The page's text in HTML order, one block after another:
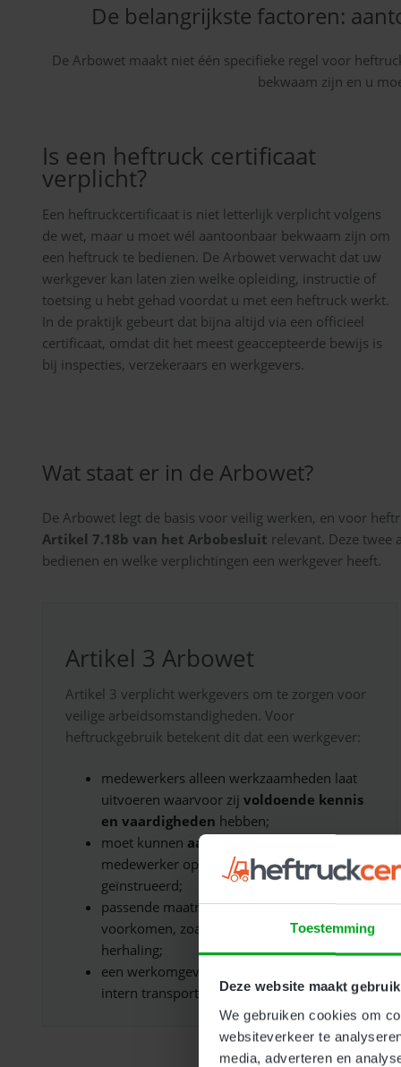
Toestemming
Deze website maakt
We gebruiken cookies om
websiteverkeer te
media, adverteren en
De belangrijkste factoren:
De Arbowet maakt niet één specifieke regel voor
bekwaam zijn en u
Is een heftruck certificaat
verplicht?
Een heftruckcertificaat is niet letterlijk verplicht volgens
de wet, maar u moet wél aantoonbaar bekwaam zijn om
een heftruck te bedienen. De Arbowet verwacht dat uw
werkgever kan laten zien welke opleiding, instructie of
toetsing u hebt gehad voordat u met een heftruck werkt.
In de praktijk gebeurt dat bijna altijd via een officieel
certificaat, omdat dit het meest geaccepteerde bewijs is
bij inspecties, verzekeraars en werkgevers.
Wat staat er in de Arbowet?
De Arbowet legt de basis voor veilig werken, en voor
Artikel 7.18b van het Arbobesluit relevant. Deze twee
bedienen en welke verplichtingen een werkgever heeft.
Artikel 3 Arbowet
Artikel 3 verplicht werkgevers om te zorgen voor
veilige arbeidsomstandigheden. Voor
heftruckgebruik betekent dit dat een werkgever:
medewerkers alleen werkzaamheden laat
uitvoeren waarvoor zij voldoende kennis
en vaardigheden hebben;
moet kunnen aantonen
medewerker op de juiste manier is
geïnstrueerd;
passende maatregelen neemt om risico’s te
voorkomen, zoals opleiding, toezicht en
herhaling;
een werkomgeving biedt waarin veilig
intern transport mogelijk is.